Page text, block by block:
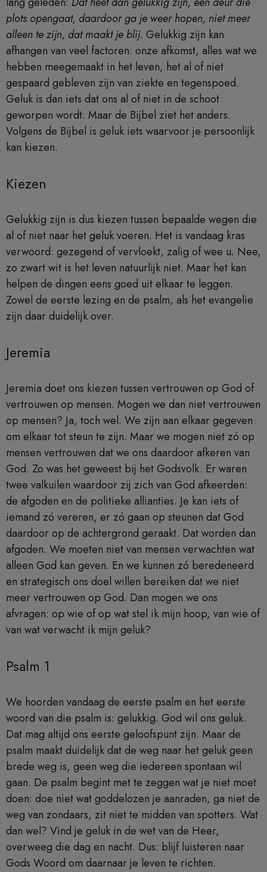
plots opengaat, daardoor ga je weer hopen, niet meer
alleen te zijn, dat maakt je blij. Gelukkig zijn kan
afhangen van veel factoren: onze afkomst, alles wat we
hebben meegemaakt in het leven, het al of niet
gespaard gebleven zijn van ziekte en tegenspoed.
Geluk is dan iets dat ons al of niet in de schoot
geworpen wordt. Maar de Bijbel ziet het anders.
Volgens de Bijbel is geluk iets waarvoor je persoonlijk
kan kiezen.
Kiezen
Gelukkig zijn is dus kiezen tussen bepaalde wegen die
al of niet naar het geluk voeren. Het is vandaag kras
verwoord: gezegend of vervloekt, zalig of wee u. Nee,
zo zwart wit is het leven natuurlijk niet. Maar het kan
helpen de dingen eens goed uit elkaar te leggen.
Zowel de eerste lezing en de psalm, als het evangelie
zijn daar duidelijk over.
Jeremia
Jeremia doet ons kiezen tussen vertrouwen op God of
vertrouwen op mensen. Mogen we dan niet vertrouwen
op mensen? Ja, toch wel. We zijn aan elkaar gegeven
om elkaar tot steun te zijn. Maar we mogen niet zó op
mensen vertrouwen dat we ons daardoor afkeren van
God. Zo was het geweest bij het Godsvolk. Er waren
twee valkuilen waardoor zij zich van God afkeerden:
de afgoden en de politieke allianties. Je kan iets of
iemand zó vereren, er zó gaan op steunen dat God
daardoor op de achtergrond geraakt. Dat worden dan
afgoden. We moeten niet van mensen verwachten wat
alleen God kan geven. En we kunnen zó beredeneerd
en strategisch ons doel willen bereiken dat we niet
meer vertrouwen op God. Dan mogen we ons
afvragen: op wie of op wat stel ik mijn hoop, van wie of
van wat verwacht ik mijn geluk?
Psalm 1
We hoorden vandaag de eerste psalm en het eerste
woord van die psalm is: gelukkig. God wil ons geluk.
Dat mag altijd ons eerste geloofspunt zijn. Maar de
psalm maakt duidelijk dat de weg naar het geluk geen
brede weg is, geen weg die iedereen spontaan wil
gaan. De psalm begint met te zeggen wat je niet moet
doen: doe niet wat goddelozen je aanraden, ga niet de
weg van zondaars, zit niet te midden van spotters. Wat
dan wel? Vind je geluk in de wet van de Heer,
overweeg die dag en nacht. Dus: blijf luisteren naar
Gods Woord om daarnaar je leven te richten.